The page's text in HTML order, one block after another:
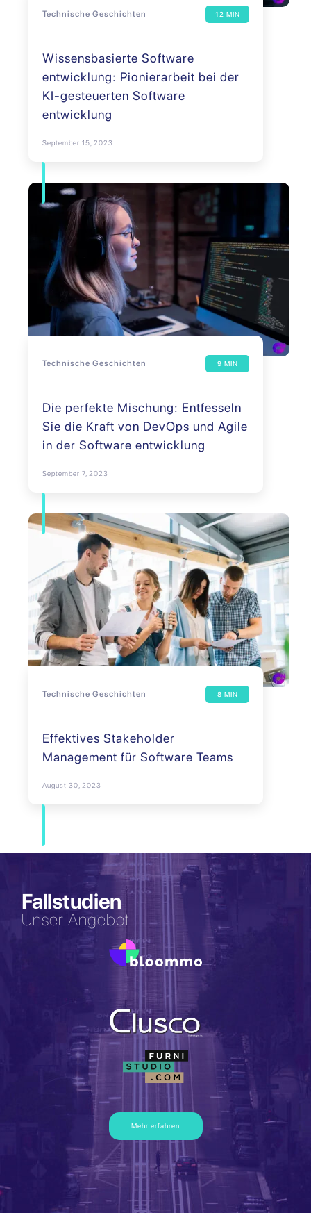
Technische Geschichten 12 MIN
Wissensbasierte Software
entwicklung: Pionierarbeit bei der
KI-gesteuerten Software
entwicklung
September 15, 2023
Technische Geschichten 9 MIN
Die perfekte Mischung: Entfesseln
Sie die Kraft von DevOps und Agile
in der Software entwicklung
September 7, 2023
Technische Geschichten 8 MIN
Effektives Stakeholder
Management für Software Teams
August 30, 2023
Fallstudien
Unser Angebot
Mehr erfahren